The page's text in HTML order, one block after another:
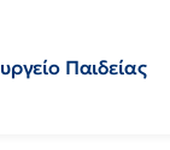
Παιδείας